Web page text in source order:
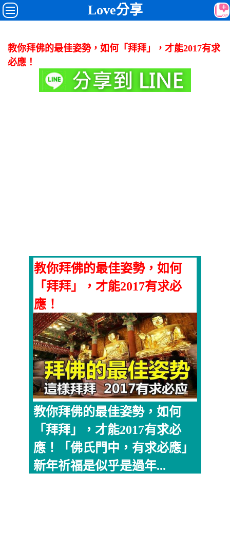
Love分享
教你拜佛的最佳姿勢，如何「拜拜」，才能2017有求
必應！
教你拜佛的最佳姿勢，如何
「拜拜」，才能2017有求必
應！
教你拜佛的最佳姿勢，如何
「拜拜」，才能2017有求必
應！「佛氏門中，有求必應」
新年祈福是似乎是過年...